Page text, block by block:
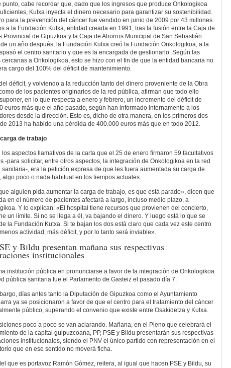
punto, cabe recordar que, dado que los ingresos que produce Onkologikoa
Kutxa inyecta el dinero necesario para garantizar su sostenibilidad.
para la prevención del cáncer fue vendido en junio de 2009 por 43 millones
a la Fundación Kutxa, entidad creada en 1991, tras la fusión entre la Caja de
Provincial de Gipuzkoa y la Caja de Ahorros Municipal de San Sebastián.
de un año después, la Fundación Kutxa creó la Fundación Onkologikoa, a la
el centro sanitario y que es la encargada de gestionarlo. Según las
cercanas a Onkologikoa, esto se hizo con el fin de que la entidad bancaria no
cargo del 100% del déficit de mantenimiento.
déficit, y volviendo a la reducción tanto del dinero proveniente de la Obra
de los pacientes originarios de la red pública, afirman que todo ello
en lo que respecta a enero y febrero, un incremento del déficit de
euros más que el año pasado, según han informado internamente a los
desde la dirección. Esto es, dicho de otra manera, en los primeros dos
2013 ha habido una pérdida de 400.000 euros más que en todo 2012.
de trabajo
los aspectos llamativos de la carta que el 25 de enero firmaron 59 facultativos
-para solicitar, entre otros aspectos, la integración de Onkologikoa en la red
sanitaria-, era la petición expresa de que les fuera aumentada su carga de
algo poco o nada habitual en los tiempos actuales.
alguien pida aumentar la carga de trabajo, es que está parado», dicen que
en el número de pacientes afectará a largo, incluso medio plazo, a
Y lo explican: «El hospital tiene recursos que provienen del concierto,
un límite. Si no se llega a él, va bajando el dinero. Y luego está lo que se
la Fundación Kutxa. Si te bajan los dos está claro que cada vez este centro
actividad, más déficit, y por lo tanto será inviable».
y Bildu presentan mañana sus respectivas
institucionales
institución pública en pronunciarse a favor de la integración de Onkologikoa
pública sanitaria fue el Parlamento de Gasteiz el pasado día 7.
días antes tanto la Diputación de Gipuzkoa como el Ayuntamiento
ya se posicionaron a favor de que el centro para el tratamiento del cáncer
público, superando el convenio que existe entre Osakidetza y Kutxa.
poco a poco se van aclarando. Mañana, en el Pleno que celebrará el
de la capital guipuzcoana, PP, PSE y Bildu presentarán sus respectivas
institucionales, siendo el PNV el único partido con representación en el
que en ese sentido no moverá ficha.
que es portavoz Ramón Gómez, reitera, al igual que hacen PSE y Bildu, su